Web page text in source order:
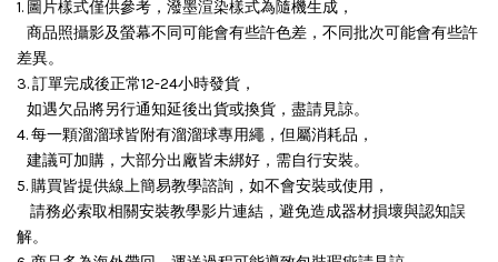
1. 圖片樣式僅供參考，潑墨渲染樣式為隨機生成，
商品照攝影及螢幕不同可能會有些許色差，不同批次可能會有些許
差異。
3. 訂單完成後正常12-24小時發貨，
如遇欠品將另行通知延後出貨或換貨，盡請見諒。
4. 每一顆溜溜球皆附有溜溜球專用繩，但屬消耗品，
建議可加購，大部分出廠皆未綁好，需自行安裝。
5. 購買皆提供線上簡易教學諮詢，如不會安裝或使用，
請務必索取相關安裝教學影片連結，避免造成器材損壞與認知誤
解。